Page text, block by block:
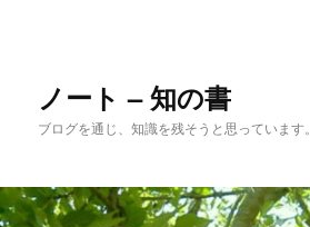
へ
移
移
動
ノート – 知の書
ブログを通じ、知識を残そうと思っています。